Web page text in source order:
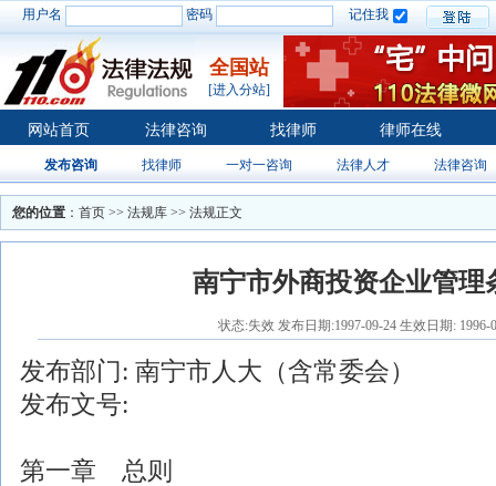
用户名 密码 记住我
全国站
[进入分站]
网站首页 法律咨询 找律师 律师在线
发布咨询 找律师 一对一咨询 法律人才 法律咨询
您的位置 ： 首页 >> 法规库 >> 法规正文
南宁市外商投资企业管理
状态:失效 发布日期:1997-09-24 生效日期: 1996-
发布部门: 南宁市人大（含常委会）
发布文号:
第一章 总则